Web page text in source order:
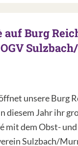
auf Burg
unsere Burg
diesem Jahr ihr
mit dem Obst- und
Sulzbach/